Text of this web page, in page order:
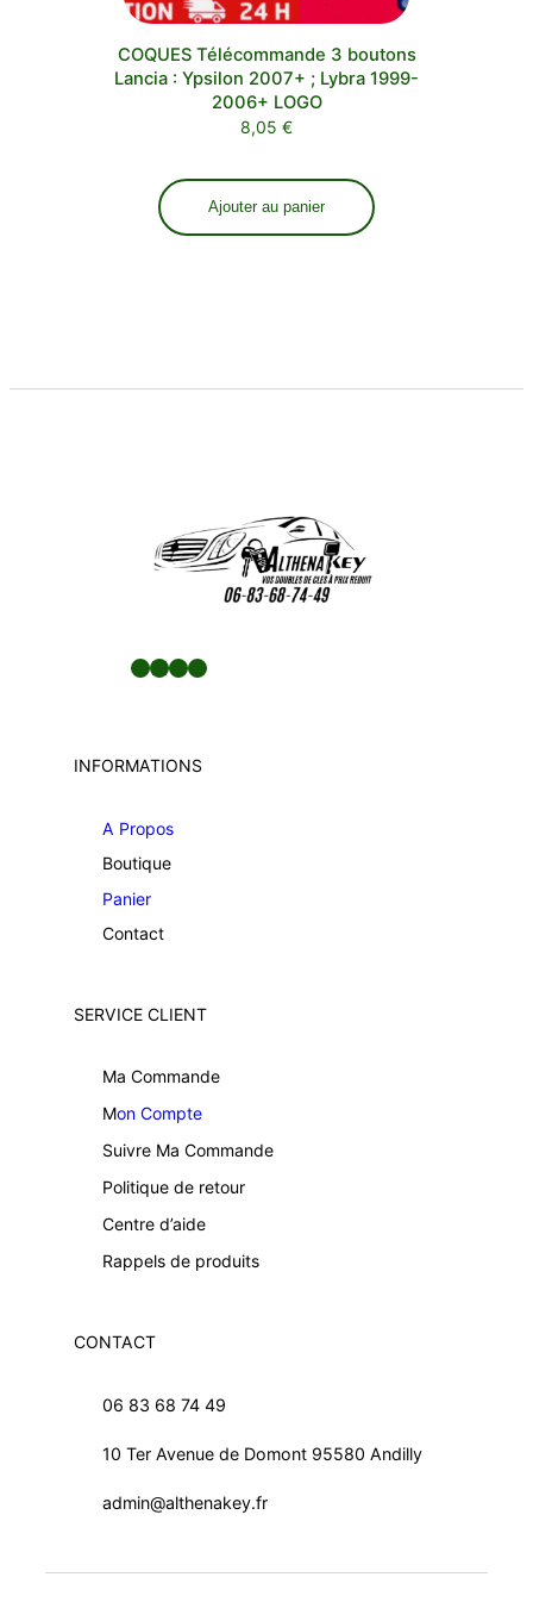
COQUES Télécommande 3 boutons
Lancia : Ypsilon 2007+ ; Lybra 1999-
2006+ LOGO
8,05 €
Ajouter au panier
Facebook LinkedIn Twitter YouTube
INFORMATIONS
A Propos
Boutique
Panier
Contact
SERVICE CLIENT
Ma Commande
Mon Compte
Suivre Ma Commande
Politique de retour
Centre d’aide
Rappels de produits
CONTACT
06 83 68 74 49
10 Ter Avenue de Domont 95580 Andilly
admin@althenakey.fr